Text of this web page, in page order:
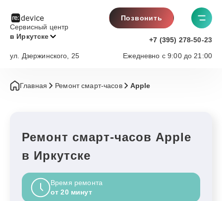
Сервисный центр
в Иркутске
Позвонить
+7 (395) 278-50-23
Ежедневно с 9:00 до 21:00
ул. Дзержинского, 25
Главная Ремонт смарт-часов Apple
Ремонт смарт-часов Apple
в Иркутске
Время ремонта
от 20 минут